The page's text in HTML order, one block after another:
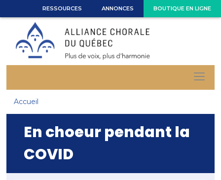
BOUTIQUE EN LIGNE
RESSOURCES ANNONCES
Accueil
En choeur pendant la
COVID